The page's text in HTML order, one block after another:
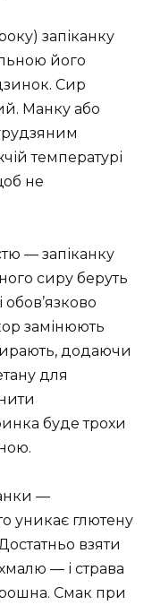
запіканку
його
Сир
Манку або
температурі
не
— запіканку
сиру беруть
замінюють
додаючи
для
буде трохи
—
уникає глютену
взяти
— і страва
Смак при